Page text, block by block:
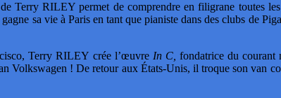
Terry RILEY permet de comprendre en filigrane toutes
sa vie à Paris en tant que pianiste dans des clubs de
Terry RILEY crée l’œuvre In C, fondatrice du courant
Volkswagen ! De retour aux États-Unis, il troque son van